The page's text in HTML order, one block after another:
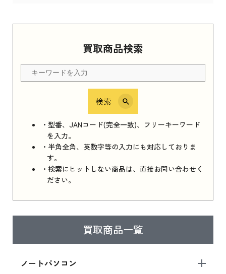
買取商品検索
検索
・型番、JANコード(完全一致)、フリーキーワード
を入力。
・半角全角、英数字等の入力にも対応しておりま
す。
・検索にヒットしない商品は、直接お問い合わせく
ださい。
買取商品一覧
ノートパソコン
Apple Watch Series 11 2025 新品買取価格はこ
ちら
iPhone 16e シリーズ 2025
iPhone 16e シリーズ 2025 新品買取価格はこち
ら
iPad 11インチ 2025年春モデル
はこちら
ら